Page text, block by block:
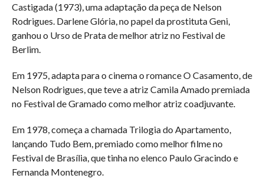
Castigada (1973), uma adaptação da peça de Nelson
Rodrigues. Darlene Glória, no papel da prostituta Geni,
ganhou o Urso de Prata de melhor atriz no Festival de
Berlim.
Em 1975, adapta para o cinema o romance O Casamento, de
Nelson Rodrigues, que teve a atriz Camila Amado premiada
no Festival de Gramado como melhor atriz coadjuvante.
Em 1978, começa a chamada Trilogia do Apartamento,
lançando Tudo Bem, premiado como melhor filme no
Festival de Brasília, que tinha no elenco Paulo Gracindo e
Fernanda Montenegro.